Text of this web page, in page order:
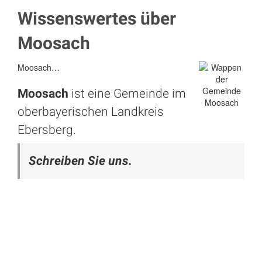
Wissenswertes über
Moosach
Moosach…
Moosach ist eine Gemeinde im
oberbayerischen Landkreis
Ebersberg.
Schreiben Sie uns.